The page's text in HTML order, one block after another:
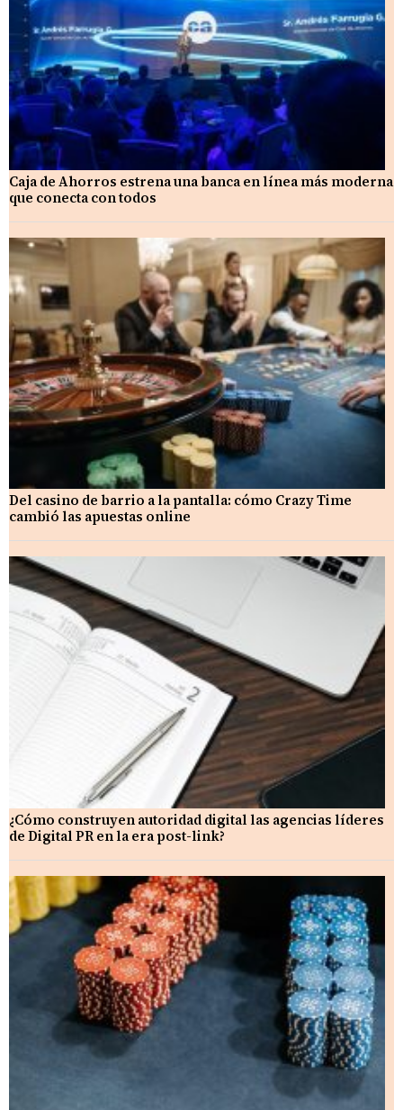
Caja de Ahorros estrena una banca en línea más moderna
que conecta con todos
Del casino de barrio a la pantalla: cómo Crazy Time
cambió las apuestas online
¿Cómo construyen autoridad digital las agencias líderes
de Digital PR en la era post-link?